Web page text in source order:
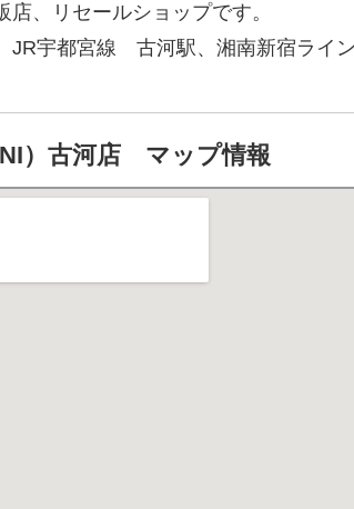
店、リセールショップです。
JR宇都宮線 古河駅、湘南新宿ライ
）古河店 マップ情報